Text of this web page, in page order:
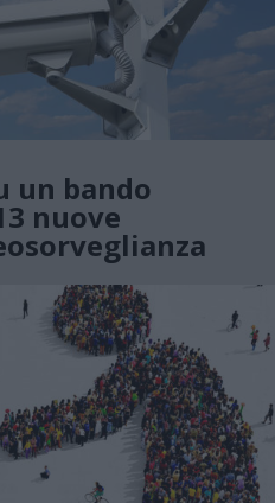
un bando
nuove